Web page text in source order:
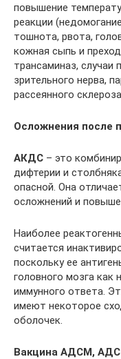
повышение
реакции
тошнота, рвота,
кожная сыпь и
трансаминаз, случаи
зрительного нерва,
рассеянного
Осложнения после
АКДС – это
дифтерии и
опасной. Она
осложнений и
Наиболее
считается
поскольку ее
головного мозга как
иммунного ответа.
имеют некоторое
оболочек.
Вакцина АДСМ,